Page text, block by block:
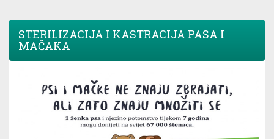
STERILIZACIJA I KASTRACIJA PASA I
MAČAKA